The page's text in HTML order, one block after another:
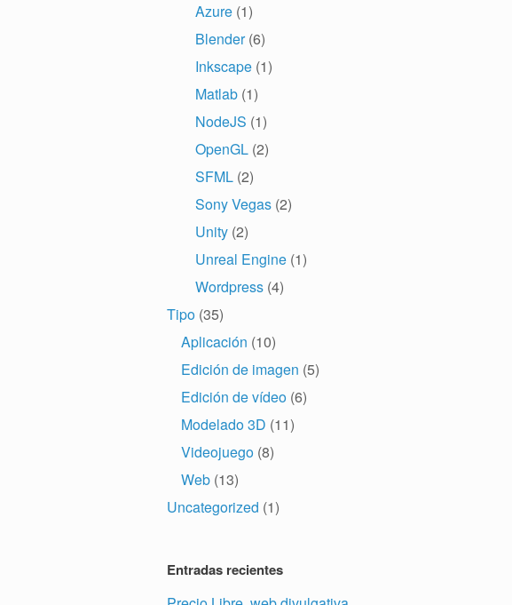
Azure (1)
Blender(6)
Inkscape (1)
Matlab (1)
NodeJS (1)
OpenGL (2)
SFML (2)
Sony Vegas (2)
Unity (2)
Unreal Engine (1)
Wordpress (4)
Tipo (35)
Aplicación (10)
Edición de imagen (5)
Edición de vídeo (6)
Modelado 3D (11)
Videojuego (8)
Web (13)
Uncategorized (1)
Entradas recientes